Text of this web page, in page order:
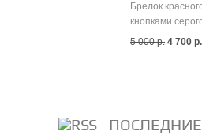
Брелок
кнопками
5 000 р. 4 700 р.